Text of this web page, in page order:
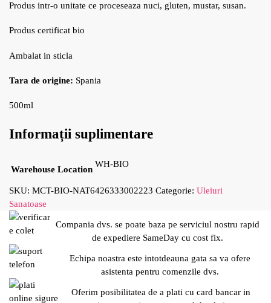
Produs intr-o unitate ce proceseaza nuci, gluten, mustar, susan.
Produs certificat bio
Ambalat in sticla
Tara de origine: Spania
500ml
Informații suplimentare
Warehouse Location
WH-BIO
SKU: MCT-BIO-NAT6426333002223 Categorie: Uleiuri
Sanatoase
Compania dvs. se poate baza pe serviciul nostru rapid
de expediere SameDay cu cost fix.
Echipa noastra este intotdeauna gata sa va ofere
asistenta pentru comenzile dvs.
Oferim posibilitatea de a plati cu card bancar in